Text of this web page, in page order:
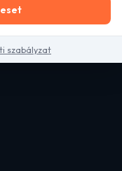
szabályzat